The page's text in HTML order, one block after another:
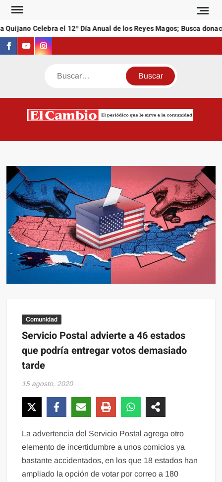
Saltar
contenidoCelebra el 12º Día Anual de los Reyes Magos; Busca
Facebook
YoutubeInstagram
Buscar
Comunidad
Servicio Postal advierte a 46 estados
que podría entregar votos demasiado
tarde
15 agosto, 2020
La advertencia del Servicio Postal agrega otro
elemento de incertidumbre a unos comicios ya
bastante accidentados, en los que 18 estados han
ampliado la opción de votar por correo a 180